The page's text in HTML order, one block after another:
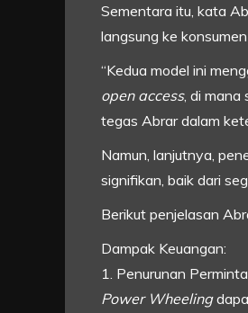
Sementara itu, kata
langsung ke
“Kedua model ini
open access, di mana
tegas Abrar dalam
Namun, lanjutnya,
signifikan, baik dari
Berikut penjelasan
Dampak Keuangan:
1. Penurunan
Power Wheeling